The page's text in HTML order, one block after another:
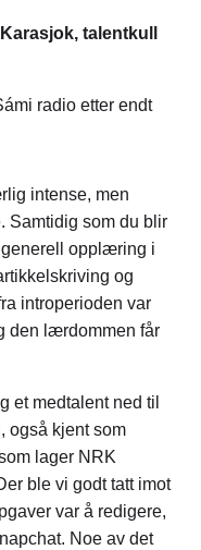
talentkull
radio etter endt
intense, men
Samtidig som du blir
generell opplæring i
og
introperioden var
den lærdommen får
et medtalent ned til
også kjent som
lager NRK
ble vi godt tatt imot
var å redigere,
Noe av det